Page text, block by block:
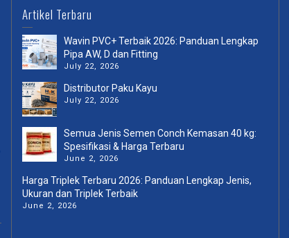
Artikel Terbaru
Wavin PVC+ Terbaik 2026: Panduan Lengkap
Pipa AW, D dan Fitting
July 22, 2026
Distributor Paku Kayu
July 22, 2026
Semua Jenis Semen Conch Kemasan 40 kg:
Spesifikasi & Harga Terbaru
June 2, 2026
Harga Triplek Terbaru 2026: Panduan Lengkap Jenis,
Ukuran dan Triplek Terbaik
June 2, 2026